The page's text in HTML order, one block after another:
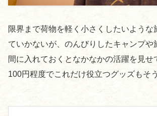
限界まで荷物を軽く小さくしたいような
ていかないが、のんびりしたキャンプや
間に入れておくとなかなかの活躍を見せ
100円程度でこれだけ役立つグッズもそ